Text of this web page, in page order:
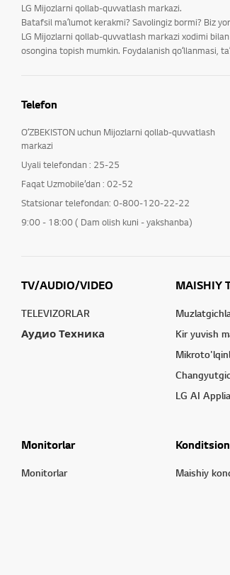
LG Mijozlarni qollab-quvvatlash markazi.
Batafsil maʼlumot kerakmi? Savolingiz bormi? Biz
LG Mijozlarni qollab-quvvatlash markazi xodimi
osongina topish mumkin. Foydalanish qoʻllanmasi,
Telefon
OʻZBEKISTON uchun Mijozlarni qollab-quvvatlash
markazi
Uyali telefondan : 25-25
Faqat Uzmobile’dan : 02-52
Statsionar telefondan: 0-800-120-22-22
9:00 - 18:00 ( Dam olish kuni - yakshanba)
TV/AUDIO/VIDEO
TELEVIZORLAR
Аудио Техника
MAISHIY
Kir yuvish
LG AI
Monitorlar
Monitorlar Maishiy